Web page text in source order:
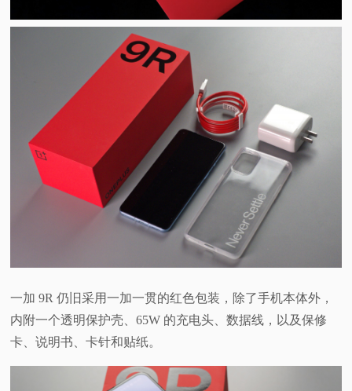
一加 9R 仍旧采用一加一贯的红色包装，除了手机本体外，
内附一个透明保护壳、65W 的充电头、数据线，以及保修
卡、说明书、卡针和贴纸。